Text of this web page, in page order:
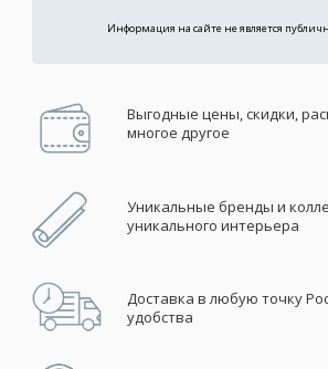
Информация на сайте не является
Выгодные цены, скидки,
многое другое
Уникальные бренды и
уникального интерьера
Доставка в любую точку
удобства